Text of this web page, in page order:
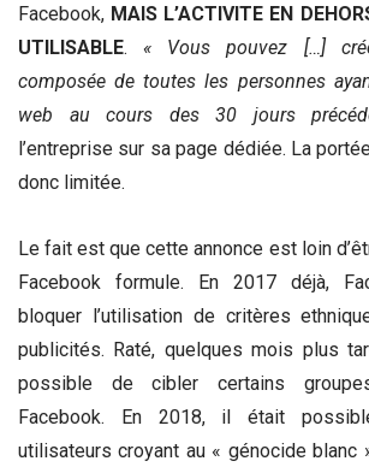
Facebook, MAIS L’ACTIVITE EN
UTILISABLE. « Vous pouvez […]
composée de toutes les personnes
web au cours des 30 jours
l’entreprise sur sa page dédiée. La
donc limitée.
Le fait est que cette annonce est loin
Facebook formule. En 2017 déjà,
bloquer l’utilisation de critères
publicités. Raté, quelques mois plus
possible de cibler certains
Facebook. En 2018, il était
utilisateurs croyant au « génocide blanc